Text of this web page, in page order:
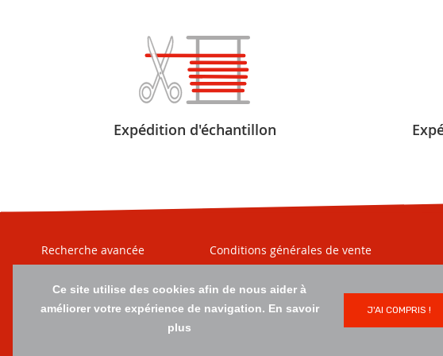
Ce site utilise des cookies afin de nous aider à
améliorer votre expérience de navigation. En savoir
plus
J'AI COMPRIS !
Expédition d'échantillon
Recherche avancée
Nos matières
Contact
Conditions générales de vente
Moyens de livraison
Plan du site